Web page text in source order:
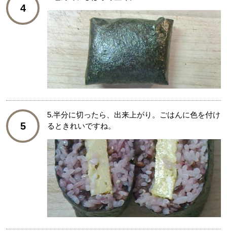
4
5
5.半分に切ったら、出来上がり。ごはんに色を付け
るときれいですね。